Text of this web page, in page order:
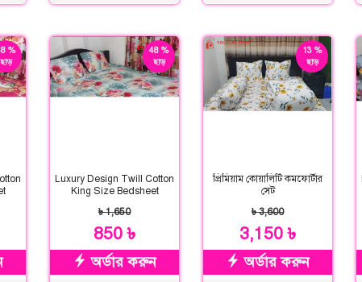
%
ছাড়
48 %
ছাড়
Luxury Design Twill Cotton
King Size Bedsheet
৳ 1,650
850 ৳
অর্ডার করুন
13 %
ছাড়
প্রিমিয়াম কোয়ালিটি কমফোর্টার
সেট
৳ 3,600
3,150 ৳
অর্ডার করুন